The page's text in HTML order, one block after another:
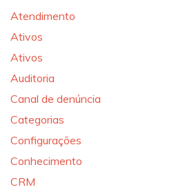
Atendimento
Ativos
Ativos
Auditoria
Canal de denúncia
Categorias
Configurações
Conhecimento
CRM